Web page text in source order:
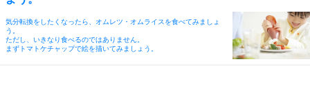
気分転換をしたくなったら、オムレツ・オムライスを食べてみましょ
う。
ただし、いきなり食べるのではありません。
まずトマトケチャップで絵を描いてみましょう。